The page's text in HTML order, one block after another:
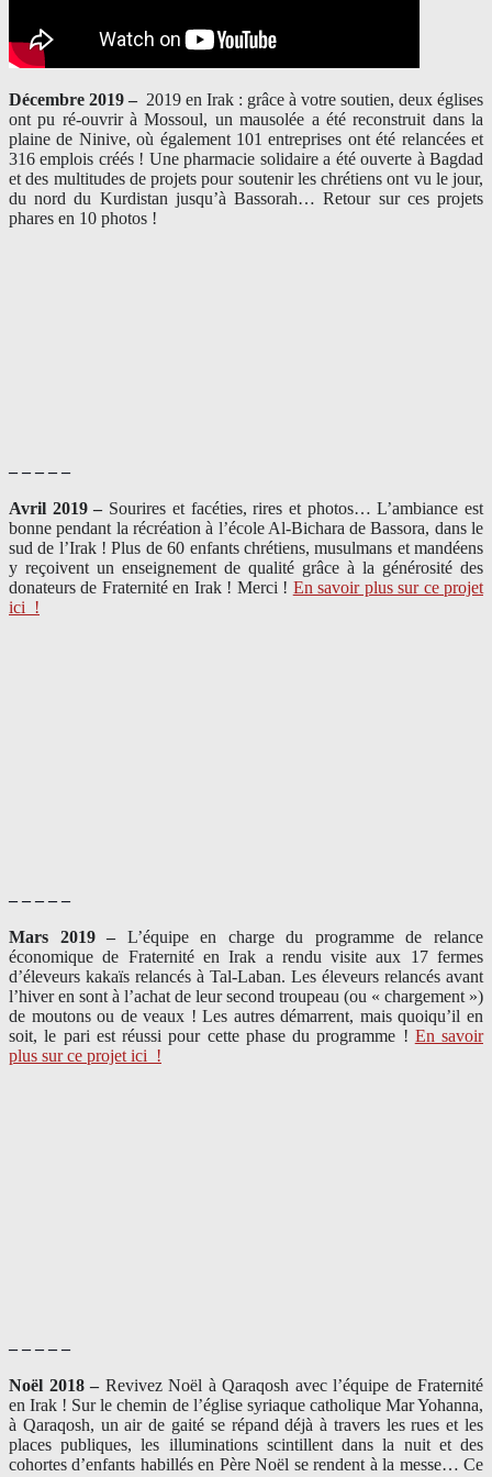
Décembre 2019 – 2019 en Irak : grâce à votre soutien, deux églises
ont pu ré-ouvrir à Mossoul, un mausolée a été reconstruit dans la
plaine de Ninive, où également 101 entreprises ont été relancées et
316 emplois créés ! Une pharmacie solidaire a été ouverte à Bagdad
et des multitudes de projets pour soutenir les chrétiens ont vu le jour,
du nord du Kurdistan jusqu’à Bassorah… Retour sur ces projets
phares en 10 photos !
– – – – –
Avril 2019 – Sourires et facéties, rires et photos… L’ambiance est
bonne pendant la récréation à l’école Al-Bichara de Bassora, dans le
sud de l’Irak ! Plus de 60 enfants chrétiens, musulmans et mandéens
y reçoivent un enseignement de qualité grâce à la générosité des
donateurs de Fraternité en Irak ! Merci ! En savoir plus sur ce projet
ici !
– – – – –
Mars 2019 – L’équipe en charge du programme de relance
économique de Fraternité en Irak a rendu visite aux 17 fermes
d’éleveurs kakaïs relancés à Tal-Laban. Les éleveurs relancés avant
l’hiver en sont à l’achat de leur second troupeau (ou « chargement »)
de moutons ou de veaux ! Les autres démarrent, mais quoiqu’il en
soit, le pari est réussi pour cette phase du programme ! En savoir
plus sur ce projet ici !
– – – – –
Noël 2018 – Revivez Noël à Qaraqosh avec l’équipe de Fraternité
en Irak ! Sur le chemin de l’église syriaque catholique Mar Yohanna,
à Qaraqosh, un air de gaité se répand déjà à travers les rues et les
places publiques, les illuminations scintillent dans la nuit et des
cohortes d’enfants habillés en Père Noël se rendent à la messe… Ce